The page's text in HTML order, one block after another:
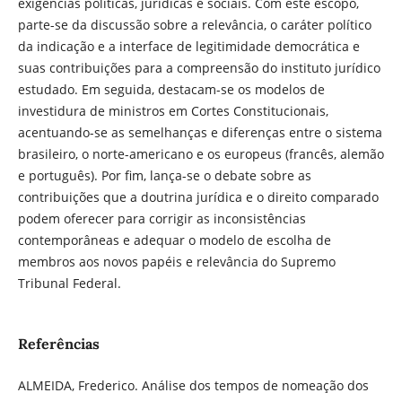
parte-se da discussão sobre a relevância, o caráter político
da indicação e a interface de legitimidade democrática e
suas contribuições para a compreensão do instituto jurídico
estudado. Em seguida, destacam-se os modelos de
investidura de ministros em Cortes Constitucionais,
acentuando-se as semelhanças e diferenças entre o sistema
brasileiro, o norte-americano e os europeus (francês, alemão
e português). Por fim, lança-se o debate sobre as
contribuições que a doutrina jurídica e o direito comparado
podem oferecer para corrigir as inconsistências
contemporâneas e adequar o modelo de escolha de
membros aos novos papéis e relevância do Supremo
Tribunal Federal.
Referências
ALMEIDA, Frederico. Análise dos tempos de nomeação dos